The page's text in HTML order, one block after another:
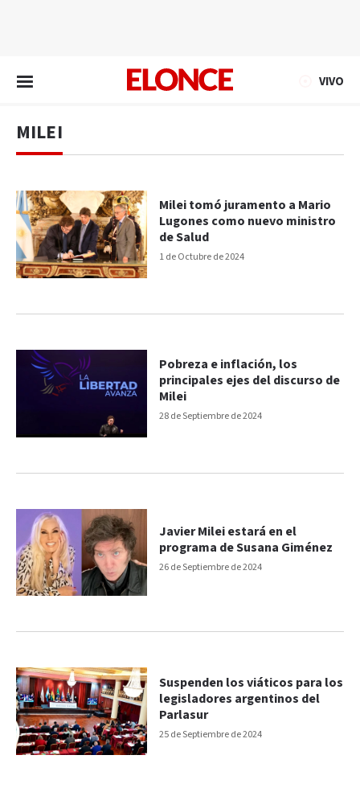
VIVO
MILEI
1 de Octubre de 2024
Milei tomó juramento a Mario
Lugones como nuevo ministro
de Salud
28 de Septiembre de 2024
Pobreza e inflación, los
principales ejes del discurso de
Milei
26 de Septiembre de 2024
Javier Milei estará en el
programa de Susana Giménez
25 de Septiembre de 2024
Suspenden los viáticos para los
legisladores argentinos del
Parlasur